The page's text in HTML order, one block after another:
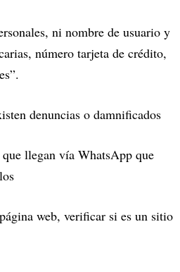
ni nombre de usuario y
número tarjeta de crédito,
denuncias o damnificados
llegan vía WhatsApp que
web, verificar si es un sitio